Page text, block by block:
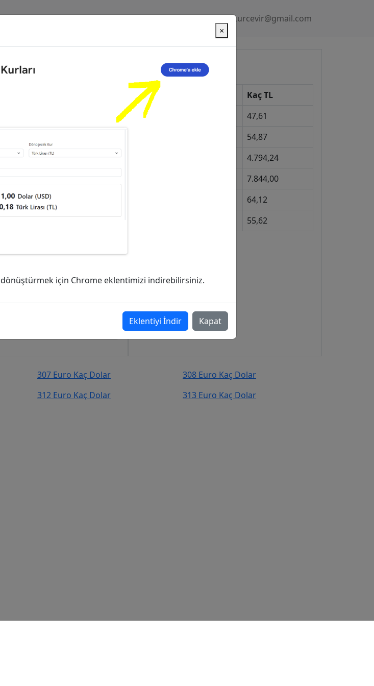
Gizlilik Politikası kurcevir@gmail.com
takip
Güncel Kurlar
Kur
Kaç TL
Dolar
47,61
54,87
4.794,24
7.844,00
64,12
55,62
307 Euro Kaç Dolar
308 Euro Kaç Dolar
312 Euro Kaç Dolar
313 Euro Kaç Dolar
×
dönüştürmek için Chrome eklentimizi indirebilirsiniz.
Eklentiyi İndir Kapat